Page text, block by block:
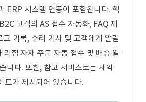
ERP 시스템 연동이 포함됩니다. 핵
고객의 AS 접수 자동화, FAQ 제
그 기록, 수리 기사 및 고객에게 알림
리점 자재 주문 자동 접수 및 배송 알
니다. 또한, 참고 서비스로는 세익
트가 제시되어 있습니다.